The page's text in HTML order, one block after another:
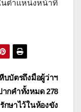
ตำแหน่งหน้าที่
บบัตรถึงมือผู้ว่าฯ
กคำทั้งหมด 278
กษาไว้ในห้องขัง